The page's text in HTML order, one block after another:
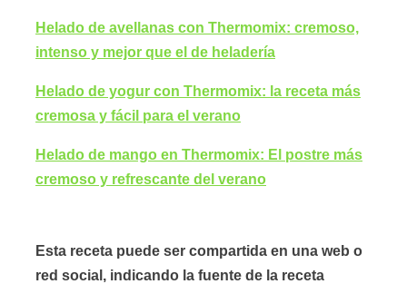
Helado de avellanas con Thermomix: cremoso,
intenso y mejor que el de heladería
Helado de yogur con Thermomix: la receta más
cremosa y fácil para el verano
Helado de mango en Thermomix: El postre más
cremoso y refrescante del verano
Esta receta puede ser compartida en una web o
red social, indicando la fuente de la receta